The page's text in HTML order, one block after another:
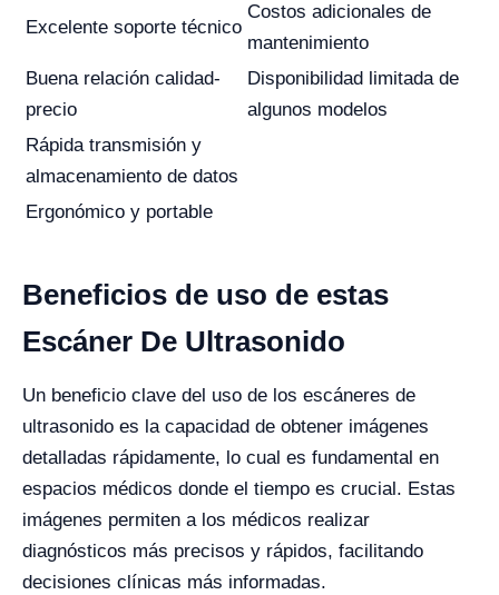
Excelente soporte técnico
Costos adicionales de
mantenimiento
Buena relación calidad-
precio
Disponibilidad limitada de
algunos modelos
Rápida transmisión y
almacenamiento de datos
Ergonómico y portable
Beneficios de uso de estas
Escáner De Ultrasonido
Un beneficio clave del uso de los escáneres de
ultrasonido es la capacidad de obtener imágenes
detalladas rápidamente, lo cual es fundamental en
espacios médicos donde el tiempo es crucial. Estas
imágenes permiten a los médicos realizar
diagnósticos más precisos y rápidos, facilitando
decisiones clínicas más informadas.